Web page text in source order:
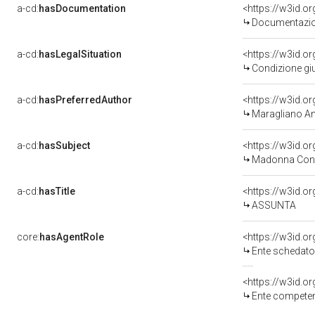
a-cd:hasDocumentation
a-cd:hasLegalSituation
Condizione
a-cd:hasPreferredAuthor
<https://
Maragliano
a-cd:hasSubject
<https://
Madonna
a-cd:hasTitle
<https://
ASSUNTA
core:hasAgentRole
<https://
Ente schedatore
<https://
Ente competente